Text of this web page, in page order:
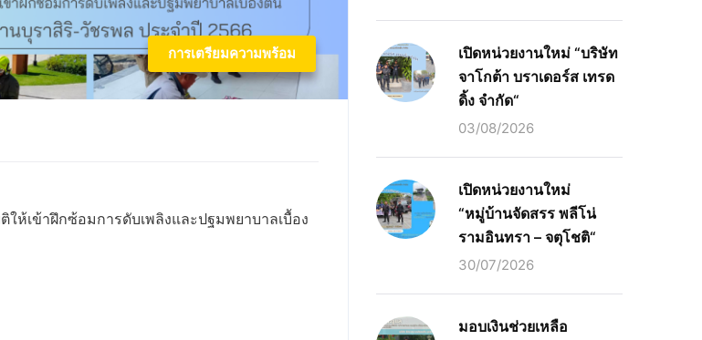
การเตรียมความพร้อม
ห้เข้าฝึกซ้อมการดับเพลิงและปฐมพยาบาลเบื้อง
เปิดหน่วยงานใหม่ “บริษัท
จาโกต้า บราเดอร์ส เทรด
ดิ้ง จำกัด“
03/08/2026
เปิดหน่วยงานใหม่
“หมู่บ้านจัดสรร พลีโน่
รามอินทรา – จตุโชติ“
30/07/2026
มอบเงินช่วยเหลือ